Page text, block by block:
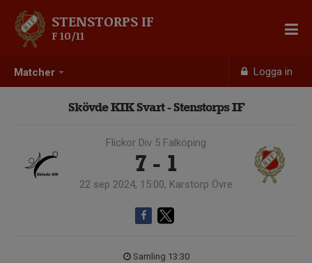
Matcher Logga in
STENSTORPS IF
F 10/11
Skövde KIK Svart - Stenstorps IF
Flickor Div 5 Falköping
7 - 1
22 sep 2024, 15:00, Karstorp Övre
Samling 13:30